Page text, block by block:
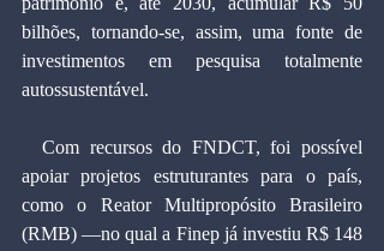
bilhões, tornando-se, assim, uma fonte de
investimentos em pesquisa totalmente
autossustentável.
  Com recursos do FNDCT, foi possível
apoiar projetos estruturantes para o país,
como o Reator Multipropósito Brasileiro
(RMB) —no qual a Finep já investiu R$ 148